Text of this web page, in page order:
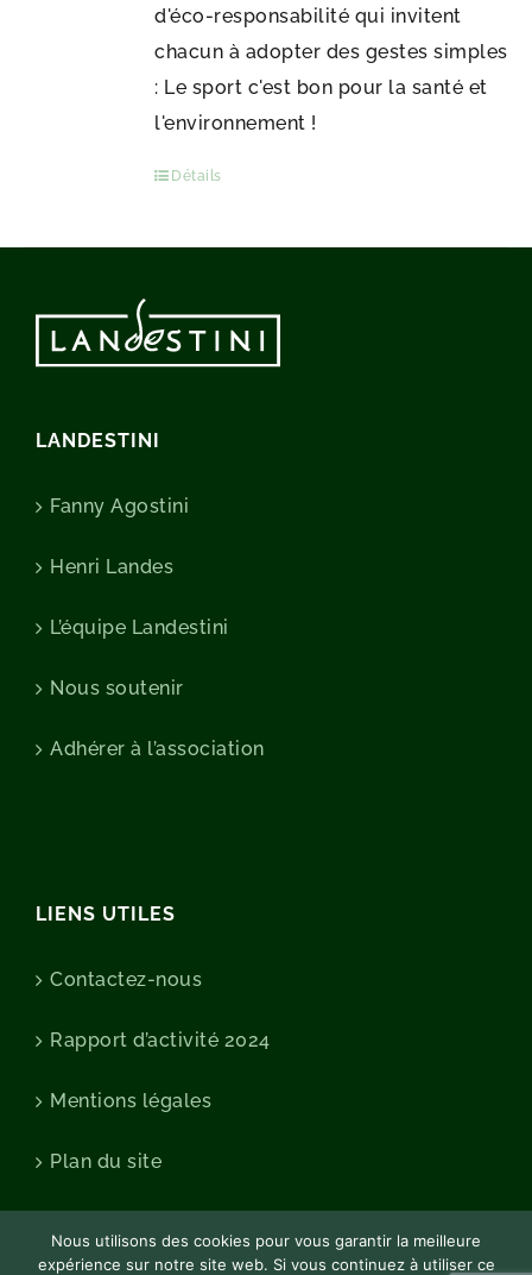
d'éco-responsabilité qui invitent
chacun à adopter des gestes simples
: Le sport c'est bon pour la santé et
l'environnement !
Détails
LANDESTINI
Fanny Agostini
Henri Landes
L’équipe Landestini
Nous soutenir
Adhérer à l’association
LIENS UTILES
Contactez-nous
Rapport d’activité 2024
Mentions légales
Plan du site
Nous utilisons des cookies pour vous garantir la meilleure
expérience sur notre site web. Si vous continuez à utiliser ce